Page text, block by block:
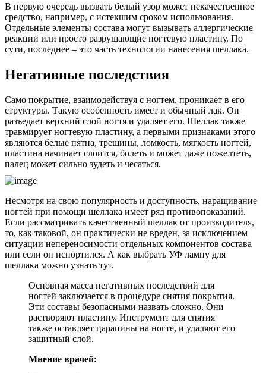
В первую очередь вызвать белый узор может некачественное
средство, например, с истекшим сроком использования.
Отдельные элементы состава могут вызывать аллергические
реакции или просто разрушающие ногтевую пластину. По
сути, последнее – это часть технологии нанесения шеллака.
Негативные последствия
Само покрытие, взаимодействуя с ногтем, проникает в его
структуры. Такую особенность имеет и обычный лак. Он
разъедает верхний слой ногтя и удаляет его. Шеллак также
травмирует ногтевую пластину, а первыми признаками этого
являются белые пятна, трещины, ломкость, мягкость ногтей,
пластина начинает слоится, болеть и может даже пожелтеть,
палец может сильно зудеть и чесаться.
Несмотря на свою популярность и доступность, наращивание
ногтей при помощи шеллака имеет ряд противопоказаний.
Если рассматривать качественный шеллак от производителя,
то, как таковой, он практически не вреден, за исключением
ситуации непереносимости отдельных компонентов состава
или если он испортился. А как выбрать УФ лампу для
шеллака можно узнать тут.
Основная масса негативных последствий для
ногтей заключается в процедуре снятия покрытия.
Эти составы безопасными назвать сложно. Они
растворяют пластину. Инструмент для снятия
также оставляет царапины на ногте, и удаляют его
защитный слой.
Мнение врачей: